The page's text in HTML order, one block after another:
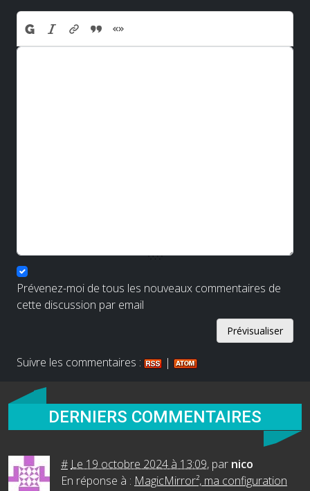
Prévenez-moi de tous les nouveaux commentaires de
cette discussion par email
Suivre les commentaires : |
DERNIERS COMMENTAIRES
# Le 19 octobre 2024 à 13:09, par nico
En réponse à : MagicMirror², ma configuration